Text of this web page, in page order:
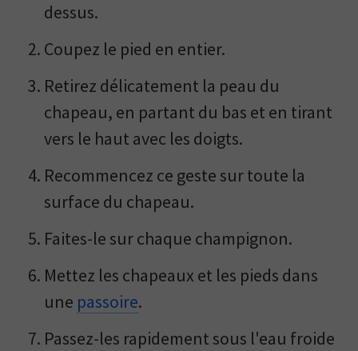
dessus.
Coupez le pied en entier.
Retirez délicatement la peau du
chapeau, en partant du bas et en tirant
vers le haut avec les doigts.
Recommencez ce geste sur toute la
surface du chapeau.
Faites-le sur chaque champignon.
Mettez les chapeaux et les pieds dans
une passoire.
Passez-les rapidement sous l'eau froide